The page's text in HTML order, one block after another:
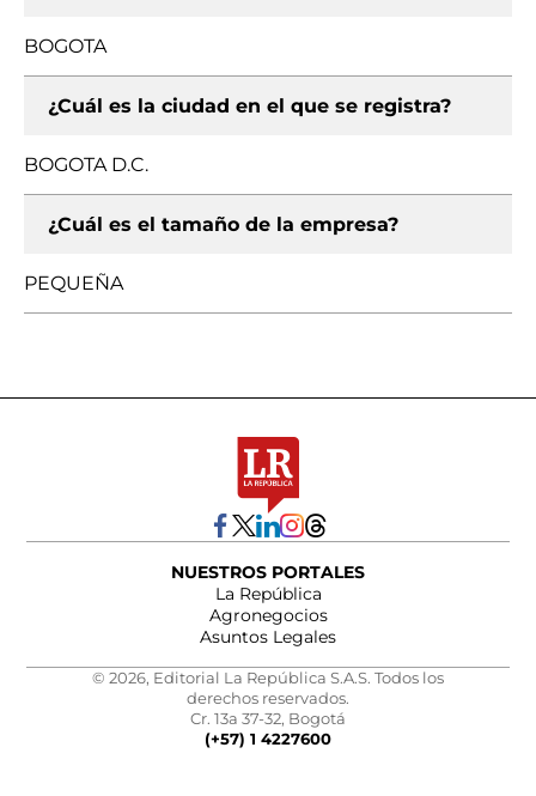
BOGOTA
¿Cuál es la ciudad en el que se registra?
BOGOTA D.C.
¿Cuál es el tamaño de la empresa?
PEQUEÑA
NUESTROS PORTALES
La República
Agronegocios
Asuntos Legales
© 2026, Editorial La República S.A.S. Todos los
derechos reservados.
Cr. 13a 37-32, Bogotá
(+57) 1 4227600